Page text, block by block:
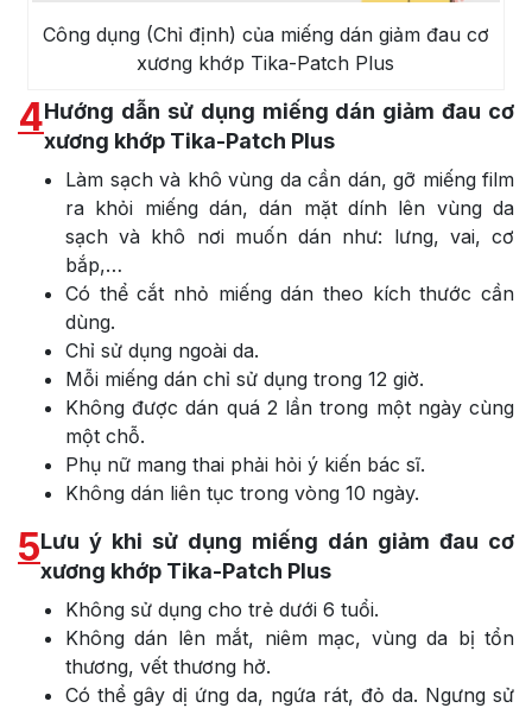
Công dụng (Chỉ định) của miếng dán giảm đau cơ
xương khớp Tika-Patch Plus
4Hướng dẫn sử dụng miếng dán giảm đau cơ
xương khớp Tika-Patch Plus
Làm sạch và khô vùng da cần dán, gỡ miếng film
ra khỏi miếng dán, dán mặt dính lên vùng da
sạch và khô nơi muốn dán như: lưng, vai, cơ
bắp,…
Có thể cắt nhỏ miếng dán theo kích thước cần
dùng.
Chỉ sử dụng ngoài da.
Mỗi miếng dán chỉ sử dụng trong 12 giờ.
Không được dán quá 2 lần trong một ngày cùng
một chỗ.
Phụ nữ mang thai phải hỏi ý kiến bác sĩ.
Không dán liên tục trong vòng 10 ngày.
5Lưu ý khi sử dụng miếng dán giảm đau cơ
xương khớp Tika-Patch Plus
Không sử dụng cho trẻ dưới 6 tuổi.
Không dán lên mắt, niêm mạc, vùng da bị tổn
thương, vết thương hở.
Có thể gây dị ứng da, ngứa rát, đỏ da. Ngưng sử